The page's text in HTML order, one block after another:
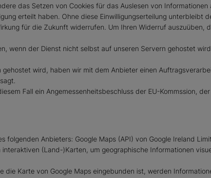
das Setzen von Cookies für das Auslesen von
erteilt haben. Ohne diese Einwilligungserteilung unterbleibt
für die Zukunft widerrufen. Um Ihren Widerruf
wenn der Dienst nicht selbst auf unseren Servern gehostet
wird, haben wir mit dem Anbieter einen
Fall ein Angemessenheitsbeschluss der EU-Kommssion,
Anbieters: Google Maps (API) von Google Ireland
(Land-)Karten, um geographische Informationen
die Karte von Google Maps eingebunden ist, werden